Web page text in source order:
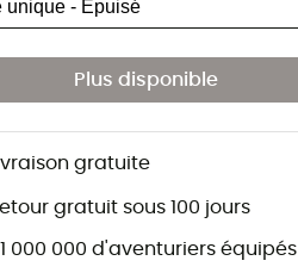
Plus disponible
gratuite
gratuit sous 100 jours
000 000 d'aventuriers équipés